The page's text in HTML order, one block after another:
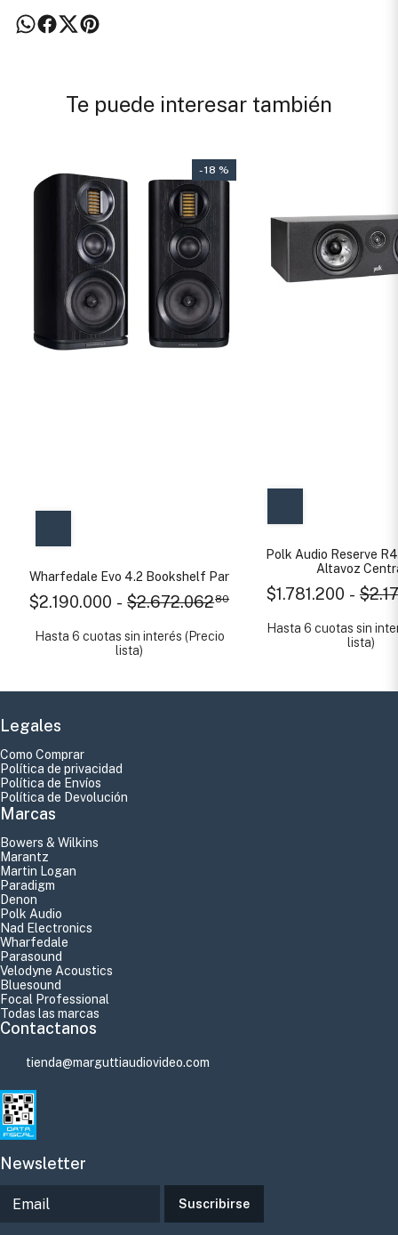
Te puede interesar también
- 18 %
Wharfedale Evo 4.2 Bookshelf Par
$2.190.000 - $2.672.06280
Hasta 6 cuotas sin interés (Precio
lista)
Polk Audio Reserve
Altavoz
$1.781.200 -
Hasta 6 cuotas sin
lista)
Legales
Como Comprar
Política de privacidad
Política de Envíos
Política de Devolución
Marcas
Bowers & Wilkins
Marantz
Martin Logan
Paradigm
Denon
Polk Audio
Nad Electronics
Wharfedale
Parasound
Velodyne Acoustics
Bluesound
Focal Professional
Todas las marcas
Contactanos
tienda@marguttiaudiovideo.com
Newsletter
Suscribirse